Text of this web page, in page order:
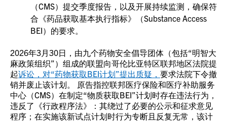
（CMS）提交季度报告，以及开展持续监测，确保符
合《药品获取基本执行指标》（Substance Access
BEI）的要求。
2026年3月30日，由九个药物安全倡导团体（包括“明智大
麻政策组织”）组成的联盟向哥伦比亚特区联邦地区法院提
起诉讼，对“药物获取BEI计划”提出质疑， 要求法院下令撤
销并废止该计划。 原告指控联邦医疗保险和医疗补助服务
中心（CMS）在制定“物质获取BEI”计划时存在违法行为，
违反了《行政程序法》：其绕过了必要的公示和征求意见
程序；在实施该新试点计划时行为专断且反复无常，该计